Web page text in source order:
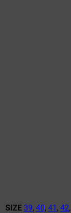
SIZE 39, 40, 41 , 42,